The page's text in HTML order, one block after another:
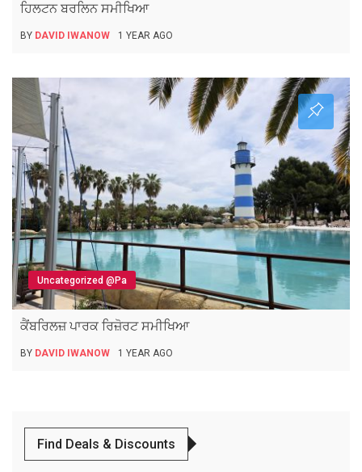
ਹਿਲਟਨ ਬਰਲਿਨ ਸਮੀਖਿਆ
BY DAVID IWANOW 1 YEAR AGO
Uncategorized @pa
ਕੈਂਬਰਿਲਜ਼ ਪਾਰਕ ਰਿਜ਼ੋਰਟ ਸਮੀਖਿਆ
BY DAVID IWANOW 1 YEAR AGO
Find Deals & Discounts